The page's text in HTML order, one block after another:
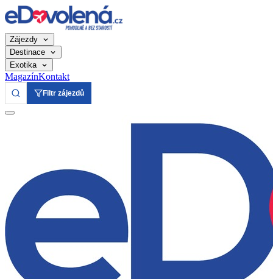
Zájezdy
Destinace
Exotika
MagazínKontakt
Filtr zájezdů